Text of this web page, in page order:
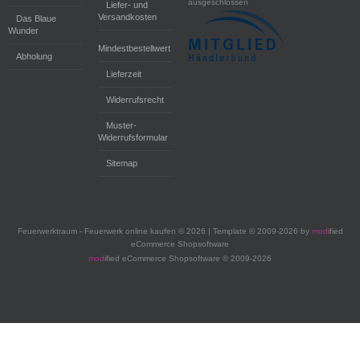
Das Blaue
Wunder
Abholung
Liefer- und
Versandkosten
Mindestbestellwert
Lieferzeit
Widerrufsrecht
Muster-
Widerrufsformular
Sitemap
ausgeschlossen
Feuerwerktraum - Feuerwerk online kaufen © 2026 | Template © 2009-2026 by modified
eCommerce Shopsoftware
modified eCommerce Shopsoftware © 2009-2026